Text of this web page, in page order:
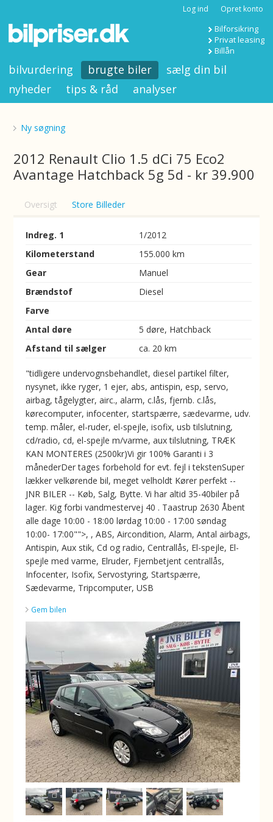
Log ind Opret konto
Bilforsikring
Privat leasing
Billån
bilvurdering brugte biler
sælg din bil
nyheder
tips & råd analyser
Ny søgning
2012 Renault Clio 1.5 dCi 75 Eco2
Avantage Hatchback 5g 5d - kr 39.900
Oversigt Store Billeder
Indreg. 1
1/2012
Kilometerstand
155.000 km
Gear
Manuel
Brændstof
Diesel
Farve
Antal døre
5 døre, Hatchback
Afstand til sælger
ca. 20 km
"tidligere undervognsbehandlet, diesel partikel filter,
nysynet, ikke ryger, 1 ejer, abs, antispin, esp, servo,
airbag, tågelygter, airc., alarm, c.lås, fjernb. c.lås,
kørecomputer, infocenter, startspærre, sædevarme, udv.
temp. måler, el-ruder, el-spejle, isofix, usb tilslutning,
cd/radio, cd, el-spejle m/varme, aux tilslutning, TRÆK
KAN MONTERES (2500kr)Vi gir 100% Garanti i 3
månederDer tages forbehold for evt. fejl i tekstenSuper
lækker velkørende bil, meget velholdt Kører perfekt --
JNR BILER -- Køb, Salg, Bytte. Vi har altid 35-40biler på
lager. Kig forbi vandmestervej 40 . Taastrup 2630 Åbent
alle dage 10:00 - 18:00 lørdag 10:00 - 17:00 søndag
10:00- 17:00"">, , ABS, Aircondition, Alarm, Antal airbags,
Antispin, Aux stik, Cd og radio, Centrallås, El-spejle, El-
spejle med varme, Elruder, Fjernbetjent centrallås,
Infocenter, Isofix, Servostyring, Startspærre,
Sædevarme, Tripcomputer, USB
Gem bilen